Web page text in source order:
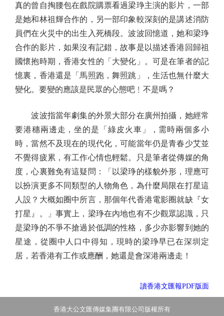
真的曾自掏腰包在戲院購票看過梁琤主演的影片，一部
是她和林祖輝合作的，另一部印象較深刻的是講述消防
員們在火災中的出生入死橋段。波波回憶道，她和梁琤
合作的影片，如果沒有記錯，故事是以描述香港回歸祖
國懷抱時期，香港女性的「大變化」。可是在筆者的記
憶裏，香港還是「馬照跑，舞照跳」，生活也無什麼大
變化。要變的應該是民眾的心態吧﹗不是嗎？
波波指當年劇集的外景大部分在廣州拍攝，她經常
要港穗兩邊走，坐的是「綠皮火車」，需時兩個多小
時，當然不及現在的現代化，可能當年仍是青春少艾並
不覺得疲累，有工作心情也輕鬆。只是筆者從傳媒的角
度，心裏難免有這疑問：「以梁琤的樣貌外形，理應可
以扮演更多不同類型的人物角色，為什麼局限在打星這
人設？大概如圈中所言，那個年代香港電影圈就缺『女
打星』。」事實上，梁琤在內地也有不少觀眾認識，只
是梁琤的不爭不搶過於低調的性格，多少亦影響到她的
星途，從圈中人口中得知，現時的梁琤早已在深圳定
居，若香港有工作或應酬，她還是會深港兩邊走！
讀香港文匯報PDF版面
香港大公文匯傳媒集團有限公司版權所有